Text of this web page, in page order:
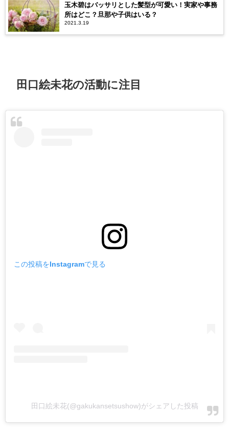
玉木碧はバッサリとした髪型が可愛い！実家や事務
所はどこ？旦那や子供はいる？
2021.3.19
田口絵未花の活動に注目
この投稿をInstagramで見る
田口絵未花(@gakukansetsushow)がシェアした投稿